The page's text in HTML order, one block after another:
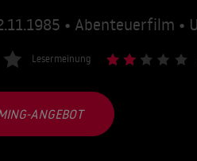
• Abenteuerfilm •
Lesermeinung
ANGEBOT